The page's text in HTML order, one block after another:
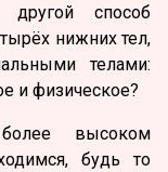
способ
нижних тел,
телами:
и физическое?
высоком
будь то